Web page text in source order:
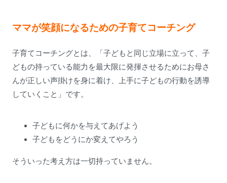
ママが笑顔になるための子育てコーチング
子育てコーチングとは、「子どもと同じ立場に立って、子
どもの持っている能力を最大限に発揮させるためにお母さ
んが正しい声掛けを身に着け、上手に子どもの行動を誘導
していくこと」です。
子どもに何かを与えてあげよう
子どもをどうにか変えてやろう
そういった考え方は一切持っていません。